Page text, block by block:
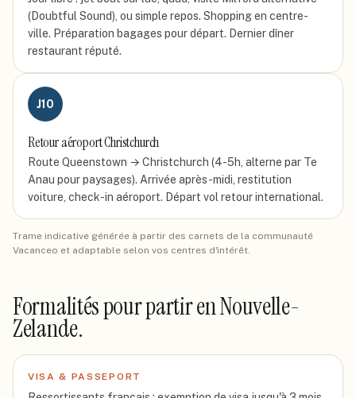
(Doubtful Sound), ou simple repos. Shopping en centre-
ville. Préparation bagages pour départ. Dernier dîner
restaurant réputé.
J10
Retour aéroport Christchurch
Route Queenstown → Christchurch (4-5h, alterne par Te
Anau pour paysages). Arrivée après-midi, restitution
voiture, check-in aéroport. Départ vol retour international.
Trame indicative générée à partir des carnets de la communauté
Vacanceo et adaptable selon vos centres d'intérêt.
Formalités pour partiren Nouvelle-
Zelande.
VISA & PASSEPORT